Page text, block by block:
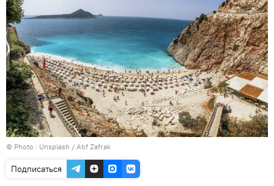
© Photo : Unsplash / Atıf Zafrak
Подписаться